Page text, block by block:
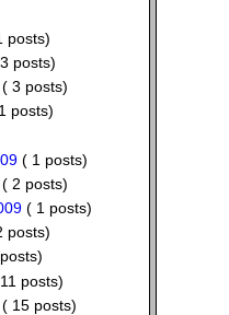
posts)
posts)
3 posts)
posts)
( 1 posts)
2 posts)
( 1 posts)
posts)
posts)
15 posts)